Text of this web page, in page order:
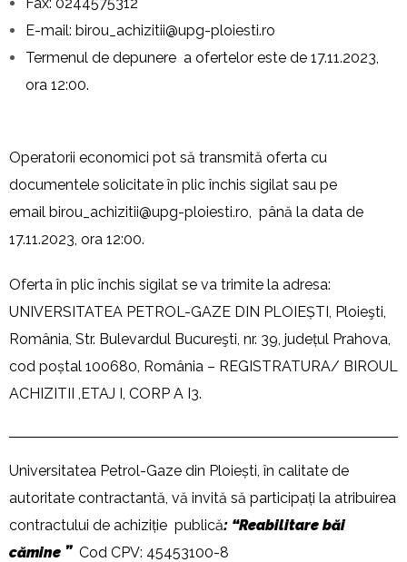
E-mail: birou_achizitii@upg-ploiesti.ro
Termenul de depunere a ofertelor este de 17.11.2023,
ora 12:00.
Operatorii economici pot să transmită oferta cu
documentele solicitate în plic închis sigilat sau pe
email birou_achizitii@upg-ploiesti.ro, până la data de
17.11.2023, ora 12:00.
Oferta în plic închis sigilat se va trimite la adresa:
UNIVERSITATEA PETROL-GAZE DIN PLOIEȘTI, Ploieşti,
România, Str. Bulevardul Bucureşti, nr. 39, județul Prahova,
cod poștal 100680, România – REGISTRATURA/ BIROUL
ACHIZITII ,ETAJ I, CORP A I3.
Universitatea Petrol-Gaze din Ploiești, în calitate de
autoritate contractantă, vă invită să participați la atribuirea
contractului de achiziție publică: “Reabilitarebăi
cămine ”Cod CPV: 45453100-8